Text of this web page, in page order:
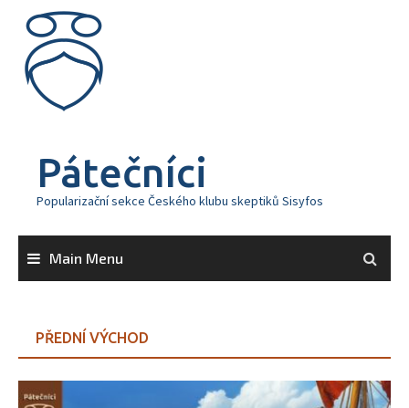
content
Pátečníci
Popularizační sekce Českého klubu skeptiků Sisyfos
Main Menu
PŘEDNÍ VÝCHOD